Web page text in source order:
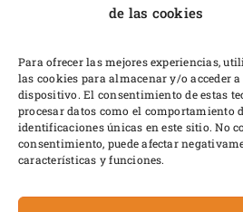
de las cookies
Para ofrecer las mejores experiencias,
las cookies para almacenar y/o acceder
dispositivo. El consentimiento de estas
procesar datos como el comportamiento
identificaciones únicas en este sitio. No
consentimiento, puede afectar
características y funciones.